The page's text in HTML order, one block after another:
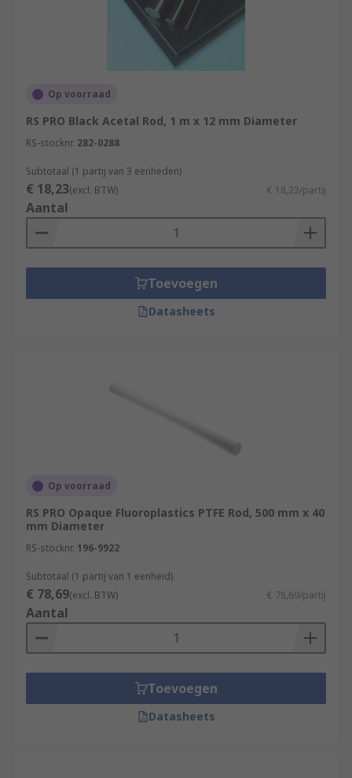
Op voorraad
RS PRO Black Acetal Rod, 1 m x 12 mm Diameter
RS-stocknr. 282-0288
Subtotaal (1 partij van 3 eenheden)
€ 18,23(excl. BTW) € 18,23/partij
Aantal
Toevoegen
Datasheets
Op voorraad
RS PRO Opaque Fluoroplastics PTFE Rod, 500 mm x 40
mm Diameter
RS-stocknr. 196-9922
Subtotaal (1 partij van 1 eenheid)
€ 78,69(excl. BTW) € 78,69/partij
Aantal
Toevoegen
Datasheets